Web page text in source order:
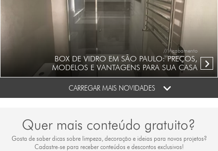
// Acabamento
BOX DE VIDRO EM SÃO PAULO: PREÇOS,
MODELOS E VANTAGENS PARA SUA CASA
CARREGAR MAIS NOVIDADES
Quer mais conteúdo gratuito?
Gosta de saber dicas sobre limpeza, decoração e ideias para novos projetos?
Cadastre-se para receber conteúdos e descontos exclusivos!